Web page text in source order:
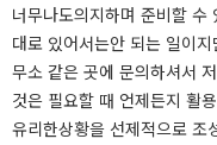
너무나도​의지하며 준비할 수
대로 있어서는​안 되는 일이
무소 같은 곳에 문의하셔서
것은 필요할 때 언제든지 활
유리한​상황을 선제적으로 조